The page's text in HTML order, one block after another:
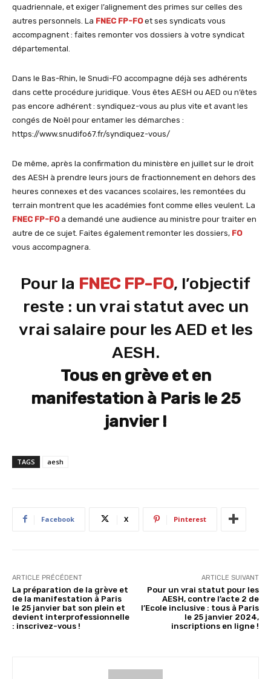
quadriennale, et exiger l’alignement des primes sur celles des
autres personnels. La FNEC FP-FOet ses syndicats vous
accompagnent : faites remonter vos dossiers à votre syndicat
départemental.
Dans le Bas-Rhin, le Snudi-FO accompagne déjà ses adhérents
dans cette procédure juridique. Vous êtes AESH ou AED ou n’êtes
pas encore adhérent : syndiquez-vous au plus vite et avant les
congés de Noël pour entamer les démarches :
https://www.snudifo67.fr/syndiquez-vous/
De même, après la confirmation du ministère en juillet sur le droit
des AESH à prendre leurs jours de fractionnement en dehors des
heures connexes et des vacances scolaires, les remontées du
terrain montrent que les académies font comme elles veulent. La
FNEC FP-FOa demandé une audience au ministre pour traiter en
autre de ce sujet. Faites également remonter les dossiers, FO
vous accompagnera.
Pour la FNEC FP-FO, l’objectif
reste : un vrai statut avec un
vrai salaire pour les AED et les
AESH.
Tous en grève et en
manifestation à Paris le 25
janvier !
TAGS aesh
Facebook X Pinterest
ARTICLE PRÉCÉDENT
La préparation de la grève et
de la manifestation à Paris
le 25 janvier bat son plein et
devient interprofessionnelle
: inscrivez-vous !
ARTICLE SUIVANT
Pour un vrai statut pour les
AESH, contre l’acte 2 de
l’Ecole inclusive : tous à Paris
le 25 janvier 2024,
inscriptions en ligne !